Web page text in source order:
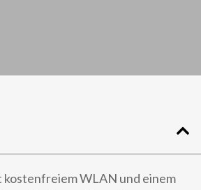
WLAN und einem